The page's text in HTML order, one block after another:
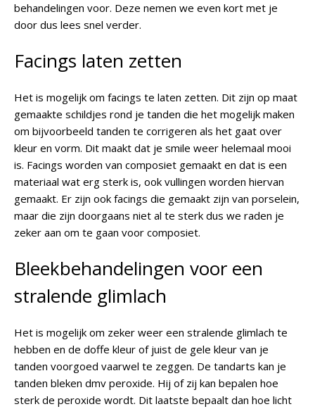
behandelingen voor. Deze nemen we even kort met je
door dus lees snel verder.
Facings laten zetten
Het is mogelijk om facings te laten zetten. Dit zijn op maat
gemaakte schildjes rond je tanden die het mogelijk maken
om bijvoorbeeld tanden te corrigeren als het gaat over
kleur en vorm. Dit maakt dat je smile weer helemaal mooi
is. Facings worden van composiet gemaakt en dat is een
materiaal wat erg sterk is, ook vullingen worden hiervan
gemaakt. Er zijn ook facings die gemaakt zijn van porselein,
maar die zijn doorgaans niet al te sterk dus we raden je
zeker aan om te gaan voor composiet.
Bleekbehandelingen voor een
stralende glimlach
Het is mogelijk om zeker weer een stralende glimlach te
hebben en de doffe kleur of juist de gele kleur van je
tanden voorgoed vaarwel te zeggen. De tandarts kan je
tanden bleken dmv peroxide. Hij of zij kan bepalen hoe
sterk de peroxide wordt. Dit laatste bepaalt dan hoe licht